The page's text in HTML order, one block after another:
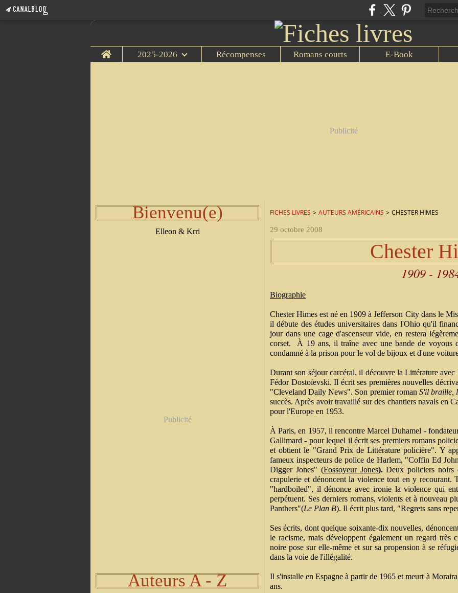
Home 2025-2026 Récompenses Romans courts E-Book
Publicité
Bienvenu(e)
Elleon & Krri
Publicité
Auteurs A - Z
FICHES LIVRES > AUTEURS AMÉRICAINS > CHESTER HIMES
29 octobre 2008
Chester
1909 -
Biographie
Chester Himes est né en 1909 à Jefferson City dans le
il débute des études universitaires dans l'Ohio qu'il
jour dans une cage d'ascenseur vide, en restera
corset. À 19 ans, il traîne avec une bande de voyous
condamné à la prison pour le vol de bijoux et d'une
Durant son séjour carcéral, il découvre la Littérature
Fédor Dostoïevski. Il écrit ses premières nouvelles
"Cleveland Daily News". Son premier roman S'il braille,
succès. Après avoir travaillé sur des chantiers navals en
pour l'Europe en 1953.
À Paris, en 1957, il rencontre Marcel Duhamel -
Gallimard - pour lequel il écrit ses premiers romans
et obtient le "Grand Prix de Littérature policière". Y
fameux inspecteurs de police de Harlem, "Coffin Ed
Digger Jones" (Fossoyeur Jones).Deux policiers noirs
crapulerie et dénoncent la violence tout en y recourant.
"hardboiled", il dénonce avec ironie la violence qui
perpétuent. Ses derniers romans, violents et à nouveau
Panthers"(Le Plan B). Il écrit plus tard, "Regrets sans
Ses écrits, dont quelque soixante-dix nouvelles,
le racisme, mais développent également un regard très
noire pose sur elle-même et sur sa propension à se
dans la voie de l'illégalité.
Il s'installe en Espagne à partir de 1965 et meurt à
ans.